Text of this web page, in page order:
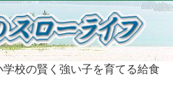
学校の賢く強い子を育てる給食